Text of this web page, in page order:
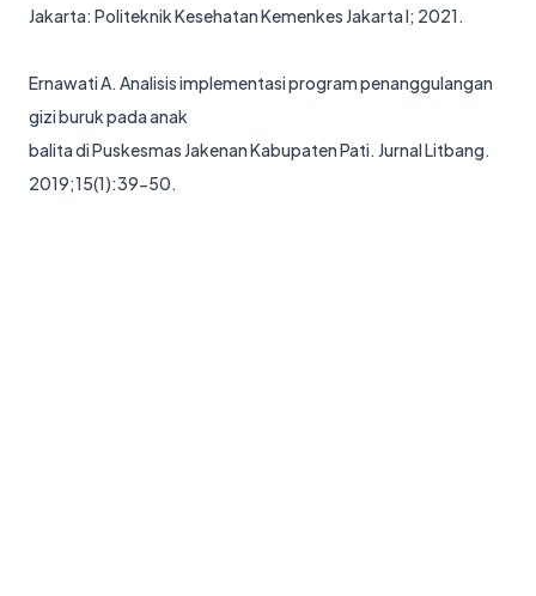
Jakarta: Politeknik Kesehatan Kemenkes Jakarta I; 2021.
Ernawati A. Analisis implementasi program penanggulangan
gizi buruk pada anak
balita di Puskesmas Jakenan Kabupaten Pati. Jurnal Litbang.
2019;15(1):39-50.